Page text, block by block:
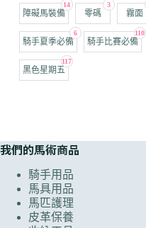
14
障礙馬裝備
3
零碼 霧面
6
騎手夏季必備
110
騎手比賽必備
117
黑色星期五
我們的馬術商品
騎手用品
馬具用品
馬匹護理
皮革保養